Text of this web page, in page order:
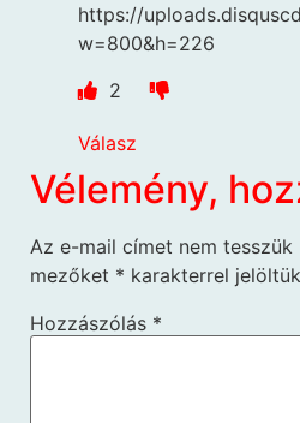
https://
w=800&h=226
2
Válasz
Vélemény,
Az e-mail címet nem tesszük
mezőket * karakterrel jelöltük
Hozzászólás *